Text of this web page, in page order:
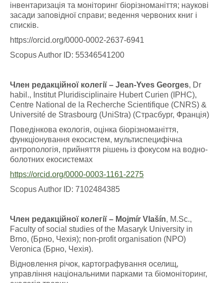
інвентаризація та моніторинг біорізноманіття; наукові
засади заповідної справи; ведення червоних книг і
списків.
https://orcid.org/0000-0002-2637-6941
Scopus Author ID: 55346541200
Член редакційної колегії – Jean-Yves Georges, Dr
habil., Institut Pluridisciplinaire Hubert Curien (IPHC),
Centre National de la Recherche Scientifique (CNRS) &
Université de Strasbourg (UniStra) (Страсбург, Франція)
Поведінкова екологія, оцінка біорізноманіття,
функціонування екосистем, мультиспецифічна
антропологія, прийняття рішень із фокусом на водно-
болотних екосистемах
https://orcid.org/0000-0003-1161-2275
Scopus Author ID: 7102484385
Член редакційної колегії – Mojmír Vlašín, M.Sc.,
Faculty of social studies of the Masaryk University in
Brno, (Брно, Чехія); non-profit organisation (NPO)
Veronica (Брно, Чехія).
Відновлення річок, картографування оселищ,
управління національними парками та біомоніторинг,